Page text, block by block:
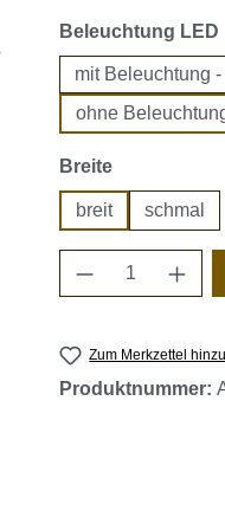
Beleuchtung LED
mit Beleuchtung
ohne
Breiteauswählen
breit schmal
Produkt
Zum Merkzettel
Produktnummer: